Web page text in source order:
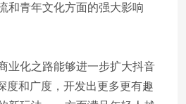
和青年文化方面的强大影响
业化之路能够进一步扩大抖音
度和广度，开发出更多更有趣